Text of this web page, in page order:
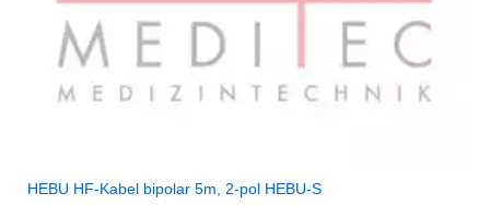
HEBU HF-Kabel bipolar 5m, 2-pol HEBU-S